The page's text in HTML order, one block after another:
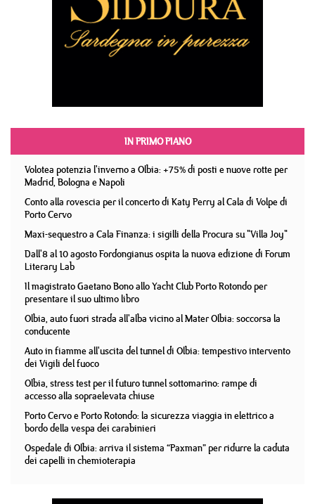
IN PRIMO PIANO
Volotea potenzia l'inverno a Olbia: +75% di posti e nuove rotte per
Madrid, Bologna e Napoli
Conto alla rovescia per il concerto di Katy Perry al Cala di Volpe di
Porto Cervo
Maxi-sequestro a Cala Finanza: i sigilli della Procura su "Villa Joy"
Dall'8 al 10 agosto Fordongianus ospita la nuova edizione di Forum
Literary Lab
Il magistrato Gaetano Bono allo Yacht Club Porto Rotondo per
presentare il suo ultimo libro
Olbia, auto fuori strada all'alba vicino al Mater Olbia: soccorsa la
conducente
Auto in fiamme all'uscita del tunnel di Olbia: tempestivo intervento
dei Vigili del fuoco
Olbia, stress test per il futuro tunnel sottomarino: rampe di
accesso alla sopraelevata chiuse
Porto Cervo e Porto Rotondo: la sicurezza viaggia in elettrico a
bordo della vespa dei carabinieri
Ospedale di Olbia: arriva il sistema “Paxman” per ridurre la caduta
dei capelli in chemioterapia